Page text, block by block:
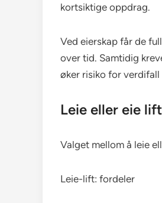
kortsiktige oppdrag.
Ved eierskap får de
over tid. Samtidig
øker risiko for
Leie eller eie
Valget mellom å leie
Leie-lift: fordeler